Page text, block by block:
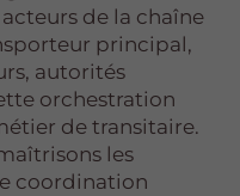
de la chaîne
principal,
autorités
orchestration
de transitaire.
les
coordination